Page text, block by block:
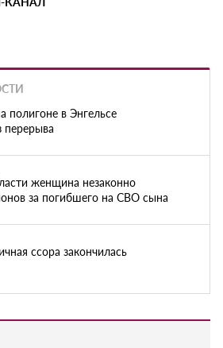
полигоне в Энгельсе
перерыва
женщина незаконно
за погибшего на СВО сына
ссора закончилась